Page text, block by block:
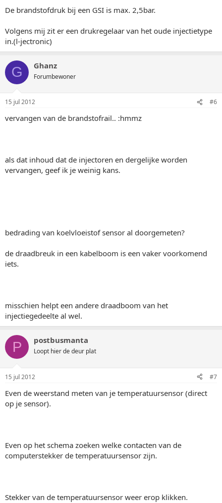
De brandstofdruk bij een GSI is max. 2,5bar.
Volgens mij zit er een drukregelaar van het oude injectietype
in.(l-jectronic)
G Ghanz
Forumbewoner
15 jul 2012 #6
vervangen van de brandstofrail.. :hmmz
als dat inhoud dat de injectoren en dergelijke worden
vervangen, geef ik je weinig kans.
bedrading van koelvloeistof sensor al doorgemeten?
de draadbreuk in een kabelboom is een vaker voorkomend
iets.
misschien helpt een andere draadboom van het
injectiegedeelte al wel.
P postbusmanta
Loopt hier de deur plat
15 jul 2012 #7
Even de weerstand meten van je temperatuursensor (direct
op je sensor).
Even op het schema zoeken welke contacten van de
computerstekker de temperatuursensor zijn.
Stekker van de temperatuursensor weer erop klikken.